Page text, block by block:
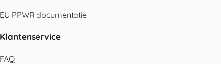
EU PPWR documentatie
Klantenservice
FAQ